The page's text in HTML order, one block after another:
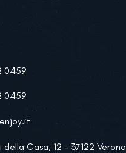
0459
0459
della Casa, 12 - 37122 Verona